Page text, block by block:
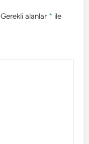
Gerekli alanlar * ile